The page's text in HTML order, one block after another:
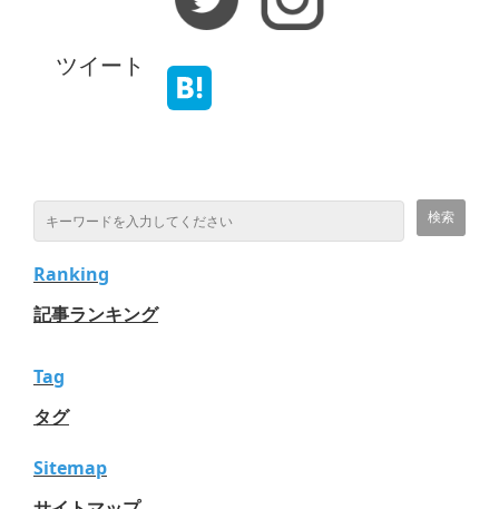
ツイート
Ranking
記事ランキング
Tag
タグ
Sitemap